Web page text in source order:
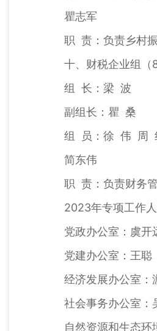
瞿志军
职 责：负责乡村振
十、财税企业组（8
组 长：梁 波
副组长：瞿 桑
组 员：徐 伟 周
简东伟
职 责：负责财务管
2023年专项工作人
党政办公室：虞开
党建办公室：王聪
经济发展办公室：
社会事务办公室：
自然资源和生态环